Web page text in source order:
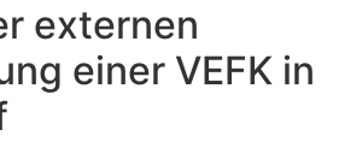
externen
einer VEFK in